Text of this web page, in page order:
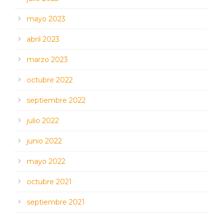
mayo 2023
abril 2023
marzo 2023
octubre 2022
septiembre 2022
julio 2022
junio 2022
mayo 2022
octubre 2021
septiembre 2021